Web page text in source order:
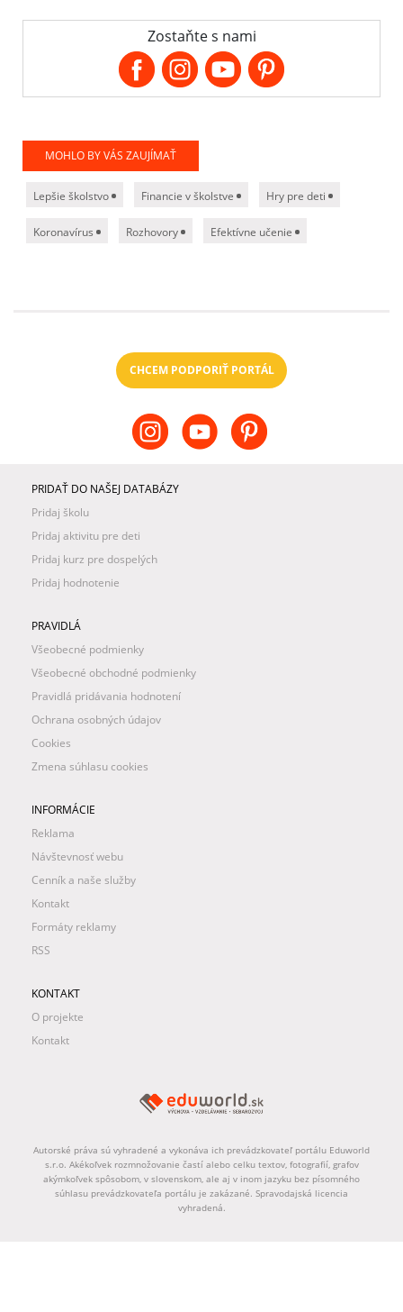
Zostaňte s nami
MOHLO BY VÁS ZAUJÍMAŤ
Lepšie školstvo Financie v školstve Hry pre deti
Koronavírus Rozhovory Efektívne učenie
CHCEM PODPORIŤ PORTÁL
PRIDAŤ DO NAŠEJ DATABÁZY
Pridaj školu
Pridaj aktivitu pre deti
Pridaj kurz pre dospelých
Pridaj hodnotenie
PRAVIDLÁ
Všeobecné podmienky
Všeobecné obchodné podmienky
Pravidlá pridávania hodnotení
Ochrana osobných údajov
Cookies
Zmena súhlasu cookies
INFORMÁCIE
Reklama
Návštevnosť webu
Cenník a naše služby
Kontakt
Formáty reklamy
RSS
KONTAKT
O projekte
Kontakt
Autorské práva sú vyhradené a vykonáva ich prevádzkovateľ portálu Eduworld
s.r.o. Akékoľvek rozmnožovanie častí alebo celku textov, fotografií, grafov
akýmkoľvek spôsobom, v slovenskom, ale aj v inom jazyku bez písomného
súhlasu prevádzkovateľa portálu je zakázané. Spravodajská licencia
vyhradená.